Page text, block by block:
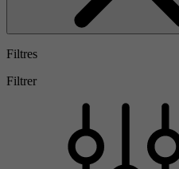
Filtres
Filtrer